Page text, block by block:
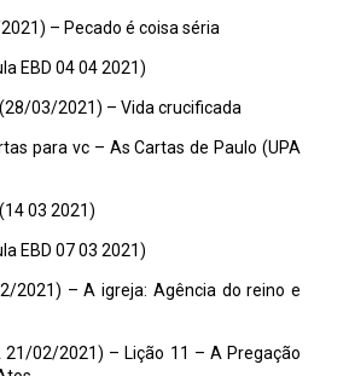
– Pecado é coisa séria
EBD 04 04 2021)
03/2021) – Vida crucificada
para vc – As Cartas de Paulo (UPA
03 2021)
EBD 07 03 2021)
2021) – A igreja: Agência do reino e
21/02/2021) – Lição 11 – A Pregação